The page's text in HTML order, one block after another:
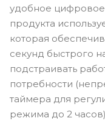
удобное
продукта
которая
секунд быстрого
подстраивать
потребности
таймера для
режима до 2